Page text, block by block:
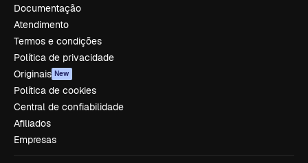
Documentação
Atendimento
Termos e condições
Política de privacidade
Originais New
Política de cookies
Central de confiabilidade
Afiliados
Empresas